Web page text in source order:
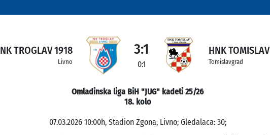
NK TROGLAV 1918
Livno
3:1
0:1
HNK TOMISLAV
Tomislavgrad
Omladinska liga BiH "JUG" kadeti 25/26
18. kolo
07.03.2026 10:00h, Stadion Zgona, Livno; Gledalaca: 30;